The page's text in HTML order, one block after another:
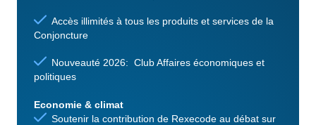
Accès illimités à tous les produits et services de la
Conjoncture
Nouveauté 2026: Club Affaires économiques et
politiques
Economie & climat
Soutenir la contribution de Rexecode au débat sur